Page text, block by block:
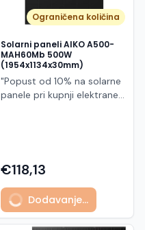
Ograničena količina
Solarni paneli AIKO A500-
MAH60Mb 500W
(1954x1134x30mm)
"Popust od 10% na solarne
panele pri kupnji elektrane
500 W iz Neostar 2S serije,
baziran na naprednoj N-
type ABC (All Back Contact)
tehnologiji. Ovaj panel je
namijenjen za moderne
€118,13
Dodavanje...